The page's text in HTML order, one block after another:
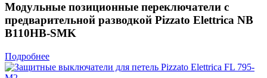
Модульные позиционные переключатели с
предварительной разводкой Pizzato Elettrica NB
B110HB-SMK
Подробнее